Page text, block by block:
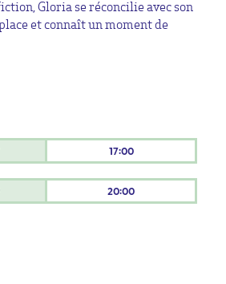
Gloria se réconcilie avec son
et connaît un moment de
17:00
20:00